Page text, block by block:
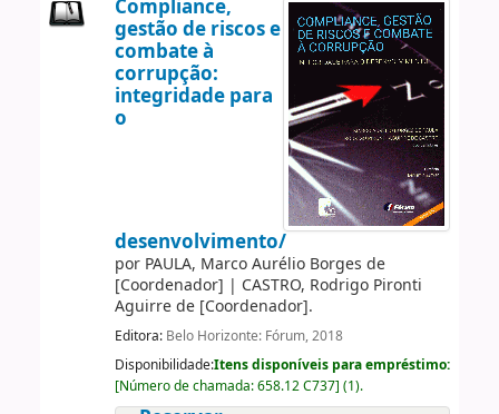
Compliance,
gestão de riscos e
combate à
corrupção:
integridade para
o
desenvolvimento/
por PAULA, Marco Aurélio Borges de
[Coordenador] | CASTRO, Rodrigo Pironti
Aguirre de[Coordenador].
Editora: Belo Horizonte: Fórum, 2018
Disponibilidade:Itens disponíveis para empréstimo:
[Número de chamada:658.12 C737] (1).